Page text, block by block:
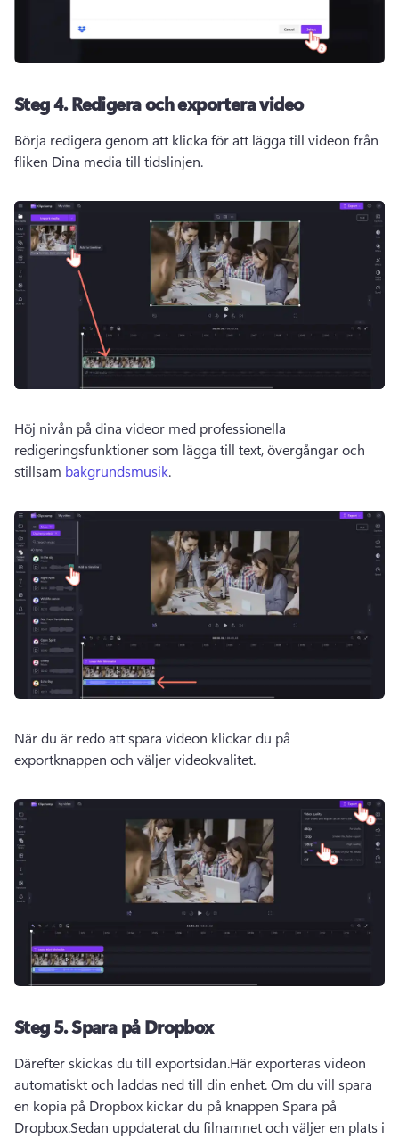
Steg 4.Redigera och exportera video
Börja redigera genom att klicka för att lägga till videon från
fliken Dina media till tidslinjen.
Höj nivån på dina videor med professionella
redigeringsfunktioner som lägga till text, övergångar och
stillsam bakgrundsmusik.
När du är redo att spara videon klickar du på
exportknappen och väljer videokvalitet.
Steg 5.Spara på Dropbox
Därefter skickas du till exportsidan.Här exporteras videon
automatiskt och laddas ned till din enhet. Om du vill spara
en kopia på Dropbox kickar du på knappen Spara på
Dropbox.Sedan uppdaterat du filnamnet och väljer en plats i